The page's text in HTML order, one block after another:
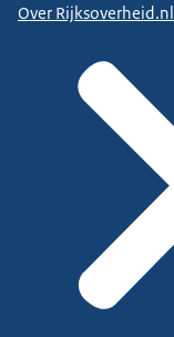
Over Rijksoverheid.nl